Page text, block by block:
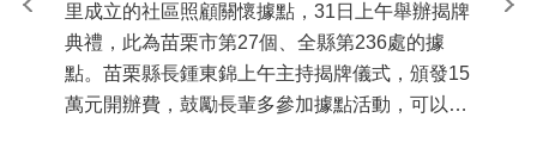
里成立的社區照顧關懷據點，31日上午舉辦揭牌
典禮，此為苗栗市第27個、全縣第236處的據
點。苗栗縣長鍾東錦上午主持揭牌儀式，頒發15
萬元開辦費，鼓勵長輩多參加據點活動，可以更
苗